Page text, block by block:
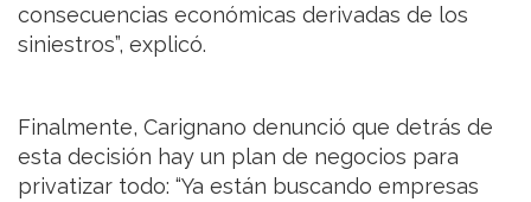
consecuencias económicas derivadas de los
siniestros”, explicó.
Finalmente, Carignano denunció que detrás de
esta decisión hay un plan de negocios para
privatizar todo: “Ya están buscando empresas